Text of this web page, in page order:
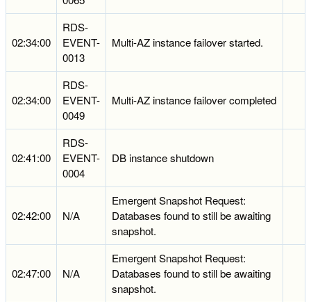
02:34:00
RDS-
EVENT-
0013
Multi-AZ instance failover started.
02:34:00
RDS-
EVENT-
0049
Multi-AZ instance failover completed
02:41:00
RDS-
EVENT-
0004
DB instance shutdown
02:42:00 N/A
Emergent Snapshot Request:
Databases found to still be awaiting
snapshot.
02:47:00 N/A
Emergent Snapshot Request:
Databases found to still be awaiting
snapshot.